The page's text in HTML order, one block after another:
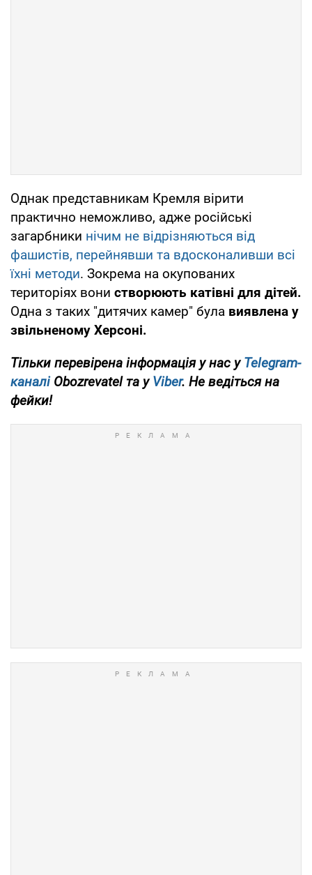
Однак представникам Кремля вірити
практично неможливо, адже російські
загарбники нічим не відрізняються від
фашистів, перейнявши та вдосконаливши всі
їхні методи. Зокрема на окупованих
територіях вони створюють катівні для дітей.
Одна з таких "дитячих камер" була виявлена у
звільненому Херсоні.
Тільки перевірена інформація у нас уTelegram-
каналіObozrevatel та уViber. Не ведіться на
фейки!